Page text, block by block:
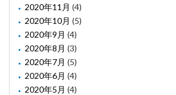
2020年11月 (4)
2020年10月 (5)
2020年9月 (4)
2020年8月 (3)
2020年7月 (5)
2020年6月 (4)
2020年5月 (4)